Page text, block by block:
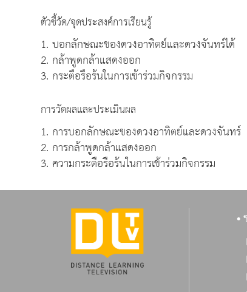
ตัวชี้วัด/จุดประสงค์การเรียนรู้
1. บอกลักษณะของดวงอาทิตย์และดวงจันทร์ได้
2. กล้าพูดกล้าแสดงออก
3. กระตือรือร้นในการเข้าร่วมกิจกรรม
การวัดผลและประเมินผล
1. การบอกลักษณะของดวงอาทิตย์และดวงจันทร์
2. การกล้าพูดกล้าแสดงออก
3. ความกระตือรือร้นในการเข้าร่วมกิจกรรม